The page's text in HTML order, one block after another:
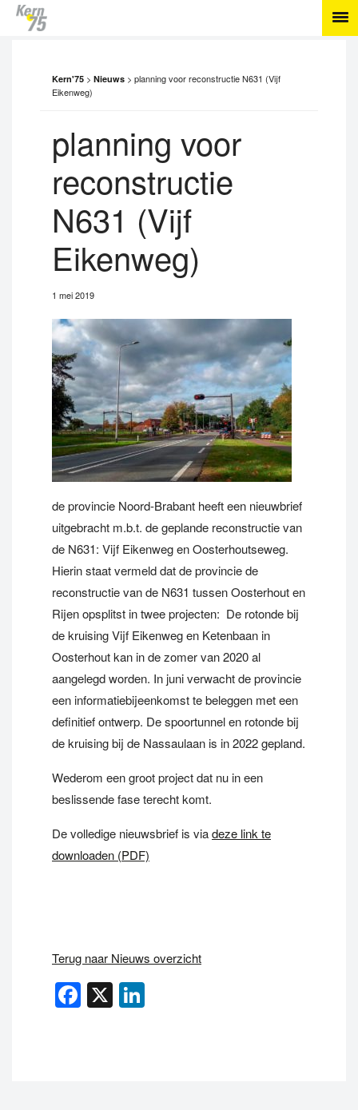
Kern'75 > Nieuws > planning voor reconstructie N631 (Vijf
Eikenweg)
planning voor
reconstructie
N631 (Vijf
Eikenweg)
1 mei 2019
de provincie Noord-Brabant heeft een nieuwbrief
uitgebracht m.b.t. de geplande reconstructie van
de N631: Vijf Eikenweg en Oosterhoutseweg.
Hierin staat vermeld dat de provincie de
reconstructie van de N631 tussen Oosterhout en
Rijen opsplitst in twee projecten: De rotonde bij
de kruising Vijf Eikenweg en Ketenbaan in
Oosterhout kan in de zomer van 2020 al
aangelegd worden. In juni verwacht de provincie
een informatiebijeenkomst te beleggen met een
definitief ontwerp. De spoortunnel en rotonde bij
de kruising bij de Nassaulaan is in 2022 gepland.
Wederom een groot project dat nu in een
beslissende fase terecht komt.
De volledige nieuwsbrief is viadeze link te
downloaden (PDF)
Terug naar Nieuws overzicht
Facebook
X